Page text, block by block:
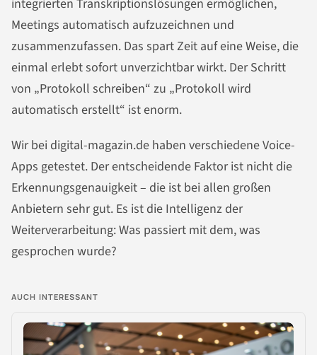
integrierten Transkriptionslösungen ermöglichen,
Meetings automatisch aufzuzeichnen und
zusammenzufassen. Das spart Zeit auf eine Weise, die
einmal erlebt sofort unverzichtbar wirkt. Der Schritt
von „Protokoll schreiben“ zu „Protokoll wird
automatisch erstellt“ ist enorm.
Wir bei digital-magazin.de haben verschiedene Voice-
Apps getestet. Der entscheidende Faktor ist nicht die
Erkennungsgenauigkeit – die ist bei allen großen
Anbietern sehr gut. Es ist die Intelligenz der
Weiterverarbeitung: Was passiert mit dem, was
gesprochen wurde?
AUCH INTERESSANT